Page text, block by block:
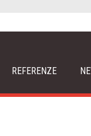
REFERENZE